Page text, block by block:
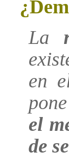
La
en
el
de